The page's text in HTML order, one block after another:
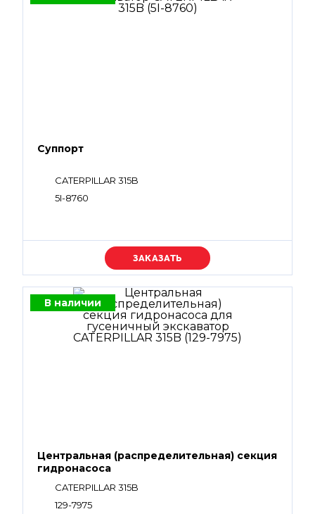
Суппорт
CATERPILLAR 315B
5I-8760
Уточняйте цену
В наличии
Центральная (распределительная) секция
гидронасоса
CATERPILLAR 315B
129-7975